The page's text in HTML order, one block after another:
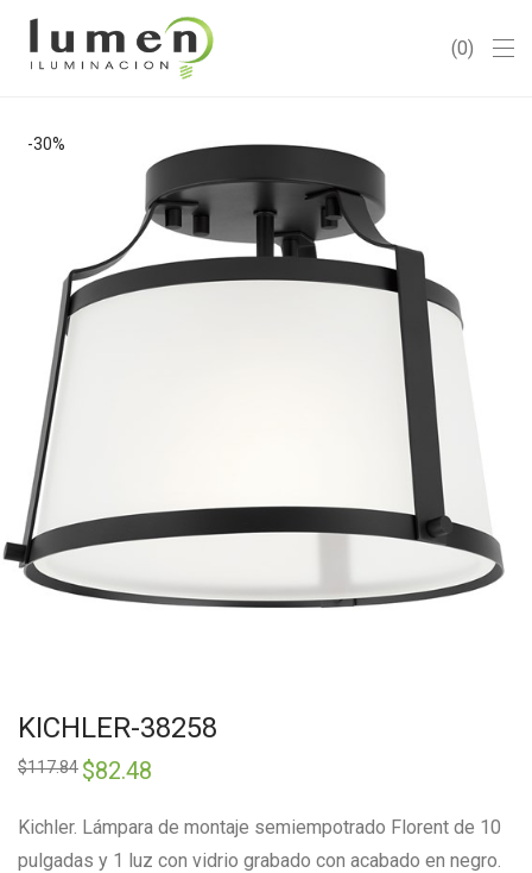
0
-30%
KICHLER-38258
$117.84 Original
price
$117.84.
$82.48
$82.48.
Kichler. Lámpara de montaje semiempotrado Florent de 10
pulgadas y 1 luz con vidrio grabado con acabado en negro.